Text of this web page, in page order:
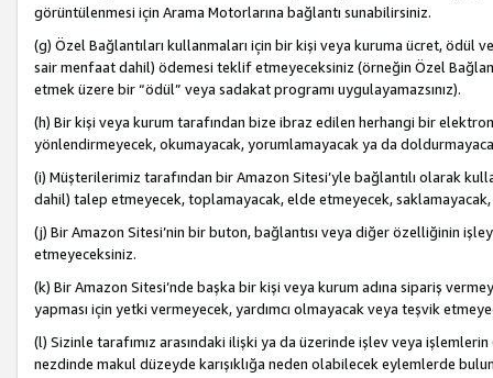
görüntülenmesi için Arama Motorlarına bağlantı sunabilirsiniz.
(g) Özel Bağlantıları kullanmaları için bir kişi veya kuruma ücret, ödül
sair menfaat dahil) ödemesi teklif etmeyeceksiniz (örneğin Özel
etmek üzere bir “ödül” veya sadakat programı uygulayamazsınız).
(h) Bir kişi veya kurum tarafından bize ibraz edilen herhangi bir
yönlendirmeyecek, okumayacak, yorumlamayacak ya da
(i) Müşterilerimiz tarafından bir Amazon Sitesi’yle bağlantılı olarak
dahil) talep etmeyecek, toplamayacak, elde etmeyecek,
(j) Bir Amazon Sitesi’nin bir buton, bağlantısı veya diğer özelliğinin
etmeyeceksiniz.
(k) Bir Amazon Sitesi’nde başka bir kişi veya kurum adına sipariş
yapması için yetki vermeyecek, yardımcı olmayacak veya teşvik
(l) Sizinle tarafımız arasındaki ilişki ya da üzerinde işlev veya
nezdinde makul düzeyde karışıklığa neden olabilecek eylemlerde